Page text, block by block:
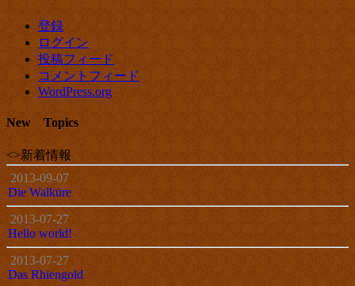
登録
ログイン
投稿フィード
コメントフィード
WordPress.org
New Topics
<>新着情報
2013-09-07
Die Walküre
2013-07-27
Hello world!
2013-07-27
Das Rhiengold